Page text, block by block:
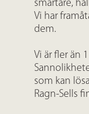
smartare,
Vi har
dem.
Vi är fler än
som kan
Ragn-Sells